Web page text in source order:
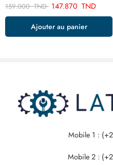
159.000TND 147.870 TND
Ajouter au panier
Mobile 1 :
Mobile 2 :